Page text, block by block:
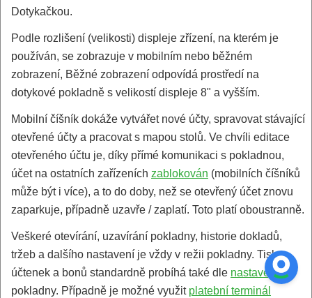
Dotykačkou.
Podle rozlišení (velikosti) displeje zřízení, na kterém je
používán, se zobrazuje v mobilním nebo běžném
zobrazení, Běžné zobrazení odpovídá prostředí na
dotykové pokladně s velikostí displeje 8" a vyšším.
Mobilní číšník dokáže vytvářet nové účty, spravovat stávající
otevřené účty a pracovat s mapou stolů. Ve chvíli editace
otevřeného účtu je, díky přímé komunikaci s pokladnou,
účet na ostatních zařízeních zablokován (mobilních číšníků
může být i více), a to do doby, než se otevřený účet znovu
zaparkuje, případně uzavře / zaplatí. Toto platí oboustranně.
Veškeré otevírání, uzavírání pokladny, historie dokladů,
tržeb a dalšího nastavení je vždy v režii pokladny. Tisk
účtenek a bonů standardně probíhá také dle nastavení
pokladny. Případně je možné využit platební terminál